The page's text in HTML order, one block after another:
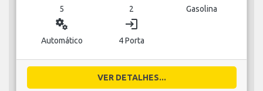
5 2 Gasolina
miscellaneous_services
Automático
login
4 Porta
VER DETALHES...